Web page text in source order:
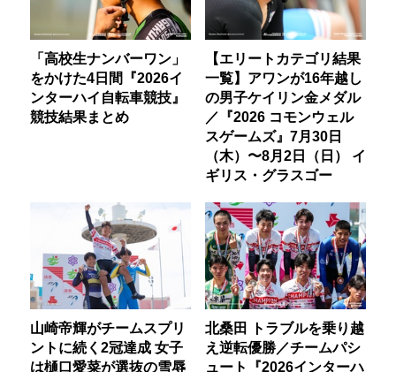
「高校生ナンバーワン」
をかけた4日間『2026イ
ンターハイ自転車競技』
競技結果まとめ
【エリートカテゴリ結果
一覧】アワンが16年越し
の男子ケイリン金メダル
／『2026 コモンウェル
スゲームズ』7月30日
（木）〜8月2日（日） イ
ギリス・グラスゴー
山崎帝輝がチームスプリ
ントに続く2冠達成 女子
は樋口愛菜が選抜の雪辱
北桑田 トラブルを乗り越
え逆転優勝／チームパシ
ュート『2026インターハ